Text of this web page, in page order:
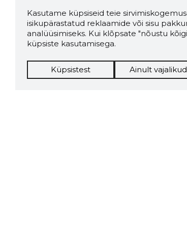
Kasutame küpsiseid teie
isikupärastatud reklaamide või sisu
analüüsimiseks. Kui klõpsate "nõustu
küpsiste kasutamisega.
Küpsistest Ainult vajalikud